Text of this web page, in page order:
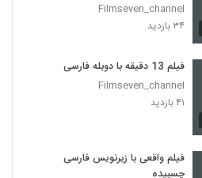
Filmseven_channel
۳۴ بازدید
فیلم 13 دقیقه با دوبله فارسی
Filmseven_channel
۴۱ بازدید
فیلم واقعی با زیرنویس فارسی
چسبیده